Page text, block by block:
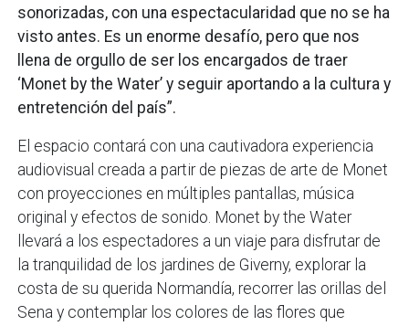
sonorizadas, con una espectacularidad que no se ha
visto antes. Es un enorme desafío, pero que nos
llena de orgullo de ser los encargados de traer
‘Monet by the Water’ y seguir aportando a la cultura y
entretención del país”.
El espacio contará con una cautivadora experiencia
audiovisual creada a partir de piezas de arte de Monet
con proyecciones en múltiples pantallas, música
original y efectos de sonido. Monet by the Water
llevará a los espectadores a un viaje para disfrutar de
la tranquilidad de los jardines de Giverny, explorar la
costa de su querida Normandía, recorrer las orillas del
Sena y contemplar los colores de las flores que